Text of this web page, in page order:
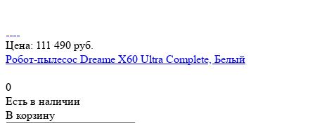
Цена: 111 490 руб.
Робот-пылесос Dreame X60 Ultra Complete, Белый
0
Есть в наличии
В корзину